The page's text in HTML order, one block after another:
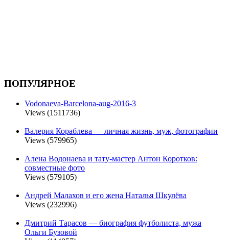
ПОПУЛЯРНОЕ
Vodonaeva-Barcelona-aug-2016-3
Views (1511736)
Валерия Кораблева — личная жизнь, муж, фотографии
Views (579965)
Алена Водонаева и тату-мастер Антон Коротков:
совместные фото
Views (579105)
Андрей Малахов и его жена Наталья Шкулёва
Views (232996)
Дмитрий Тарасов — биография футболиста, мужа
Ольги Бузовой